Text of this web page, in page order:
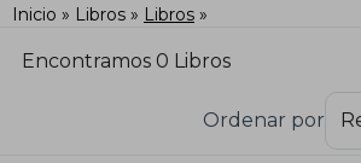
Inicio Libros Libros
Encontramos 0 Libros
Ordenar por